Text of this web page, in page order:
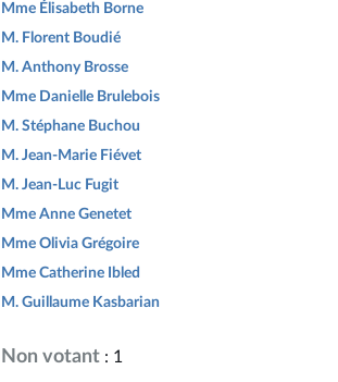
Mme Élisabeth Borne
M. Florent Boudié
M. Anthony Brosse
Mme Danielle Brulebois
M. Stéphane Buchou
M. Jean-Marie Fiévet
M. Jean-Luc Fugit
Mme Anne Genetet
Mme Olivia Grégoire
Mme Catherine Ibled
M. Guillaume Kasbarian
Non votant : 1